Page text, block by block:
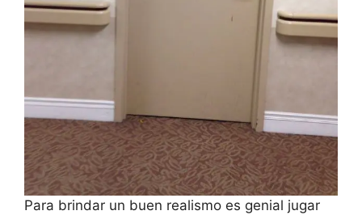
Para brindar un buen realismo es genial jugar